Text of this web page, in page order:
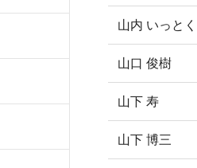
山内 いっとく
山口 俊樹
山下 寿
山下 博三